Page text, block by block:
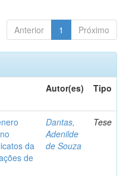
Anterior 1 Próximo
Autor(es) Tipo
da
de
Dantas,
Adenilde
de Souza
Tese